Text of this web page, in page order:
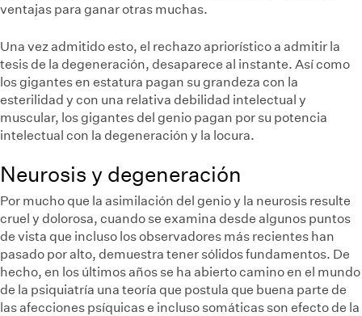
ventajas para ganar otras muchas.
Una vez admitido esto, el rechazo apriorístico a admitir la
tesis de la degeneración, desaparece al instante. Así como
los gigantes en estatura pagan su grandeza con la
esterilidad y con una relativa debilidad intelectual y
muscular, los gigantes del genio pagan por su potencia
intelectual con la degeneración y la locura.
Neurosis y degeneración
Por mucho que la asimilación del genio y la neurosis resulte
cruel y dolorosa, cuando se examina desde algunos puntos
de vista que incluso los observadores más recientes han
pasado por alto, demuestra tener sólidos fundamentos. De
hecho, en los últimos años se ha abierto camino en el mundo
de la psiquiatría una teoría que postula que buena parte de
las afecciones psíquicas e incluso somáticas son efecto de la